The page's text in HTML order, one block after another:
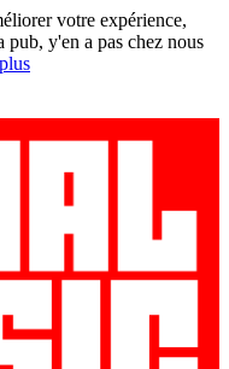
votre expérience,
pub, y'en a pas chez nous